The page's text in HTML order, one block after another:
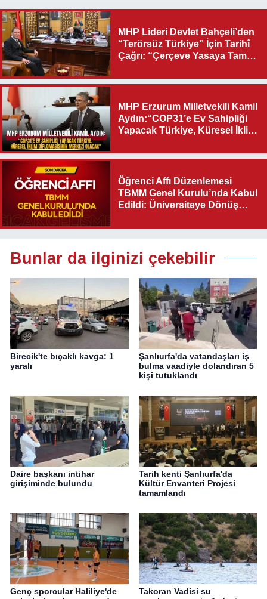
MHP Lideri Devlet Bahçeli’den
“Terörsüz Türkiye” İçin Tarihî
Çağrı: “Çerçeve Yasaya Tam
MHP Erzurum Milletvekili Kamil
Aydın:“COP31’e Ev Sahipliği
Yapacak Türkiye, Küresel İklim
Olacak"
Öğrenci Affı Düzenlemesi
TBMM Genel Kurulu’nda Kabul
Edildi: Üniversiteye Dönüş
Bunlar da ilginizi çekebilir
Birecik'te bıçaklı kavga: 1
yaralı
Şanlıurfa'da vatandaşları iş
bulma vaadiyle dolandıran 5
kişi tutuklandı
Daire başkanı intihar
girişiminde bulundu
Tarih kenti Şanlıurfa'da
Kültür Envanteri Projesi
tamamlandı
Genç sporcular Haliliye'de
Takoran Vadisi su